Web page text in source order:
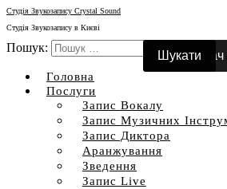
Студія Звукозапису Crystal Sound
Студія Звукозапису в Києві
Пошук:
Головна
Послуги
Запис Вокалу
Запис Музичних
Запис Диктора
Аранжування
Зведення
Запис Live